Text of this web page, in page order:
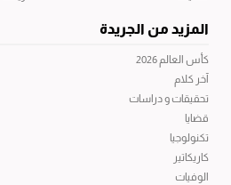
المزيد من الجريدة
كأس العالم 2026
آخر كلام
تحقيقات و دراسات
قضايا
تكنولوجيا
كاريكاتير
الوفيات